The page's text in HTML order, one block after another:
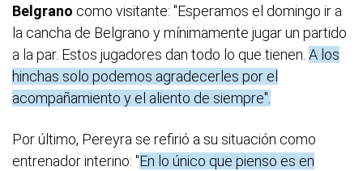
Belgrano como visitante: "Esperamos el domingo ir a
la cancha de Belgrano y mínimamente jugar un partido
a la par. Estos jugadores dan todo lo que tienen. A los
hinchas solo podemos agradecerles por el
acompañamiento y el aliento de siempre".
Por último, Pereyra se refirió a su situación como
entrenador interino: "En lo único que pienso es en